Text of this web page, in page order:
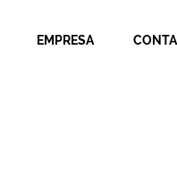
EMPRESA